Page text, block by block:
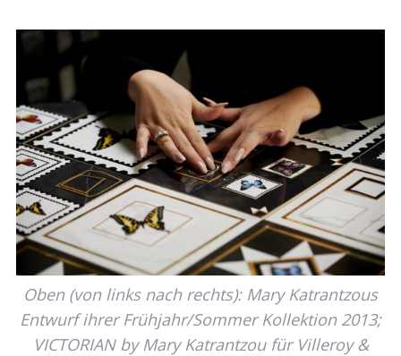
Oben (von links nach rechts): Mary Katrantzous
Entwurf ihrer Frühjahr/Sommer Kollektion 2013;
VICTORIAN by Mary Katrantzou für Villeroy &